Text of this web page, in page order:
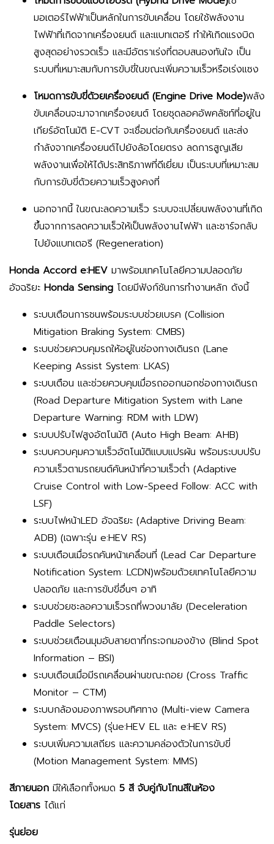
มอเตอร์ไฟฟ้าเป็นหลักในการขับเคลื่อน โดยใช้พลังงาน
ไฟฟ้าที่เกิดจากเครื่องยนต์ และแบทเตอรี ทำให้เกิดแรงบิด
สูงสุดอย่างรวดเร็ว และมีอัตราเร่งที่ตอบสนองทันใจ เป็น
ระบบที่เหมาะสมกับการขับขี่ในขณะเพิ่มความเร็วหรือเร่งแซง
โหมดการขับขี่ด้วยเครื่องยนต์ (Engine Drive Mode)พลัง
ขับเคลื่อนจะมาจากเครื่องยนต์ โดยชุดลอคอัพคลัชท์ที่อยู่ใน
เกียร์อัตโนมัติ E-CVT จะเชื่อมต่อกับเครื่องยนต์ และส่ง
กำลังจากเครื่องยนต์ไปยังล้อโดยตรง ลดการสูญเสีย
พลังงานเพื่อให้ได้ประสิทธิภาพที่ดีเยี่ยม เป็นระบบที่เหมาะสม
กับการขับขี่ด้วยความเร็วสูงคงที่
นอกจากนี้ ในขณะลดความเร็ว ระบบจะเปลี่ยนพลังงานที่เกิด
ขึ้นจากการลดความเร็วให้เป็นพลังงานไฟฟ้า และชาร์จกลับ
ไปยังแบทเตอรี (Regeneration)
Honda Accord e:HEV มาพร้อมเทคโนโลยีความปลอดภัย
อัจฉริยะ Honda Sensing โดยมีฟังก์ชันการทำงานหลัก ดังนี้
ระบบเตือนการชนพร้อมระบบช่วยเบรค (Collision
Mitigation Braking System: CMBS)
ระบบช่วยควบคุมรถให้อยู่ในช่องทางเดินรถ (Lane
Keeping Assist System: LKAS)
ระบบเตือน และช่วยควบคุมเมื่อรถออกนอกช่องทางเดินรถ
(Road Departure Mitigation System with Lane
Departure Warning: RDM with LDW)
ระบบปรับไฟสูงอัตโนมัติ (Auto High Beam: AHB)
ระบบควบคุมความเร็วอัตโนมัติแบบแปรผัน พร้อมระบบปรับ
ความเร็วตามรถยนต์คันหน้าที่ความเร็วต่ำ (Adaptive
Cruise Control with Low-Speed Follow: ACC with
LSF)
ระบบไฟหน้าLED อัจฉริยะ (Adaptive Driving Beam:
ADB) (เฉพาะรุ่น e:HEV RS)
ระบบเตือนเมื่อรถคันหน้าเคลื่อนที่ (Lead Car Departure
Notification System: LCDN)พร้อมด้วยเทคโนโลยีความ
ปลอดภัย และการขับขี่อื่นๆ อาทิ
ระบบช่วยชะลอความเร็วรถที่พวงมาลัย (Deceleration
Paddle Selectors)
ระบบช่วยเตือนมุมอับสายตาที่กระจกมองข้าง (Blind Spot
Information – BSI)
ระบบเตือนเมื่อมีรถเคลื่อนผ่านขณะถอย (Cross Traffic
Monitor – CTM)
ระบบกล้องมองภาพรอบทิศทาง (Multi-view Camera
System: MVCS) (รุ่นe:HEV EL และ e:HEV RS)
ระบบเพิ่มความเสถียร และความคล่องตัวในการขับขี่
(Motion Management System: MMS)
สีภายนอก มีให้เลือกทั้งหมด 5 สี จับคู่กับโทนสีในห้อง
โดยสาร ได้แก่
รุ่นย่อย